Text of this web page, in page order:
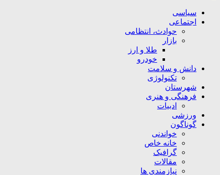
سیاسی
اجتماعی
حوادث، انتظامی
بازار
طلا و ارز
خودرو
دانش و سلامت
تکنولوژی
شهرستان
فرهنگی و هنری
ادبیات
ورزشی
گوناگون
خواندنی
خانه خاص
گرافیک
مقالات
نیازمندی ها